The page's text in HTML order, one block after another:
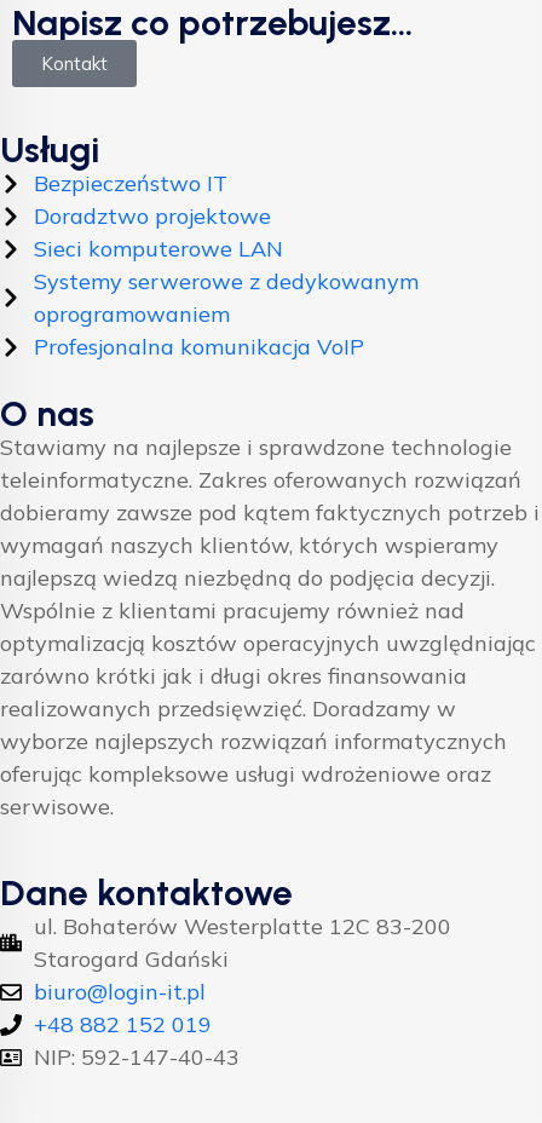
Napisz co potrzebujesz...
Kontakt
Usługi
Bezpieczeństwo IT
Doradztwo projektowe
Sieci komputerowe LAN
Systemy serwerowe z dedykowanym
oprogramowaniem
Profesjonalna komunikacja VoIP
O nas
Stawiamy na najlepsze i sprawdzone technologie
teleinformatyczne. Zakres oferowanych rozwiązań
dobieramy zawsze pod kątem faktycznych potrzeb i
wymagań naszych klientów, których wspieramy
najlepszą wiedzą niezbędną do podjęcia decyzji.
Wspólnie z klientami pracujemy również nad
optymalizacją kosztów operacyjnych uwzględniając
zarówno krótki jak i długi okres finansowania
realizowanych przedsięwzięć. Doradzamy w
wyborze najlepszych rozwiązań informatycznych
oferując kompleksowe usługi wdrożeniowe oraz
serwisowe.
Dane kontaktowe
ul. Bohaterów Westerplatte 12C 83-200
Starogard Gdański
biuro@login-it.pl
+48 882 152 019
NIP: 592-147-40-43